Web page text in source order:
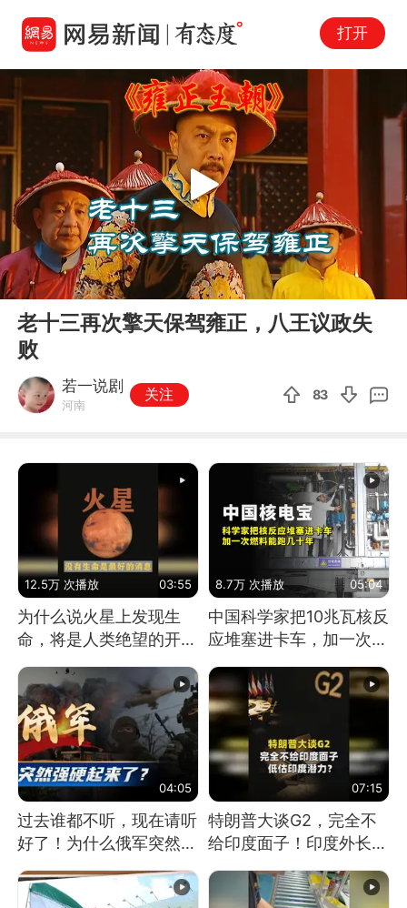
打开
00:00 07:04
Play
老十三再次擎天保驾雍正，八王议政失
败
若一说剧
河南
关注 83
12.5万 次播放 03:55
为什么说火星上发现生
命，将是人类绝望的开
始？
8.7万 次播放 05:04
中国科学家把10兆瓦核反
应堆塞进卡车，加一次燃
料能跑几十年
04:05
过去谁都不听，现在请听
好了！为什么俄军突然强
07:15
特朗普大谈G2，完全不
给印度面子！印度外长：